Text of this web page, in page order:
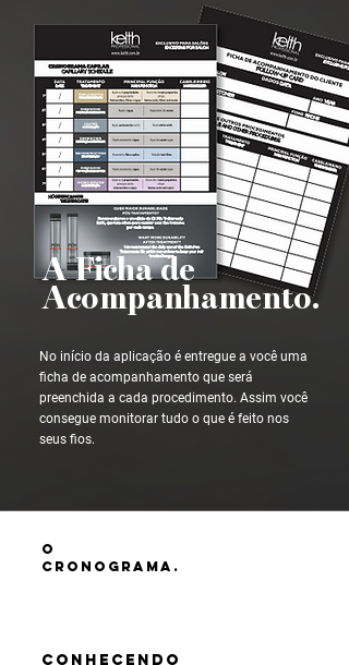
A Ficha de
Acompanhamento.
No início da aplicação é entregue a você uma
ficha de acompanhamento que será
preenchida a cada procedimento. Assim você
consegue monitorar tudo o que é feito nos
seus fios.
o
cronograma.
CONHECENDO